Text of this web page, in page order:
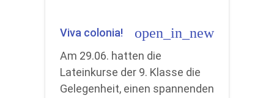
Viva colonia! open_in_new
Am 29.06. hatten die
Lateinkurse der 9. Klasse die
Gelegenheit, einen spannenden